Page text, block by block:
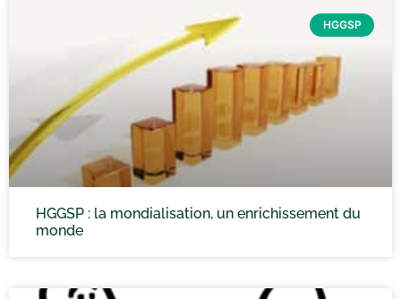
HGGSP
HGGSP : la mondialisation, un enrichissement du
monde